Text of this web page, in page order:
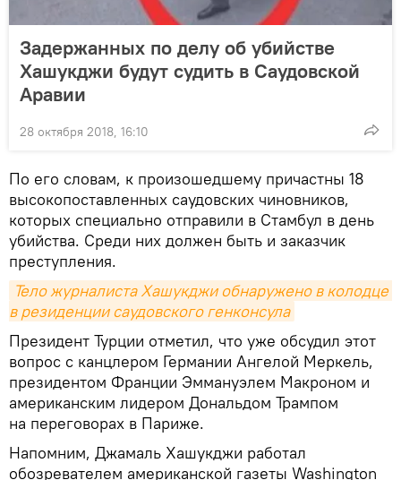
Задержанных по делу об убийстве
Хашукджи будут судить в Саудовской
Аравии
28 октября 2018, 16:10
По его словам, к произошедшему причастны 18
высокопоставленных саудовских чиновников,
которых специально отправили в Стамбул в день
убийства. Среди них должен быть и заказчик
преступления.
Тело журналиста Хашукджи обнаружено в колодце
в резиденции саудовского генконсула
Президент Турции отметил, что уже обсудил этот
вопрос с канцлером Германии Ангелой Меркель,
президентом Франции Эммануэлем Макроном и
американским лидером Дональдом Трампом
на переговорах в Париже.
Напомним, Джамаль Хашукджи работал
обозревателем американской газеты Washington